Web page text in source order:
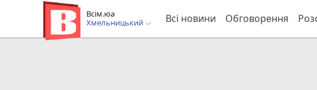
Всім.юа
Хмельницький
Всі новини Обговорення